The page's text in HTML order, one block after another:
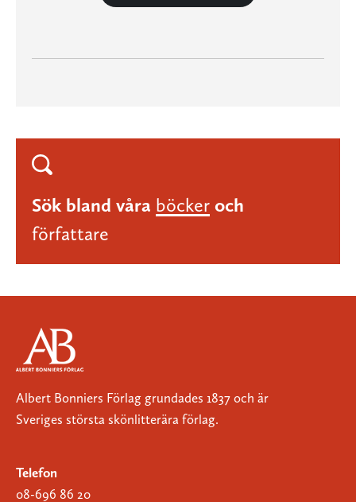
Sök bland våra böcker och
författare
Albert Bonniers Förlag grundades 1837 och är
Sveriges största skönlitterära förlag.
Telefon
08-696 86 20